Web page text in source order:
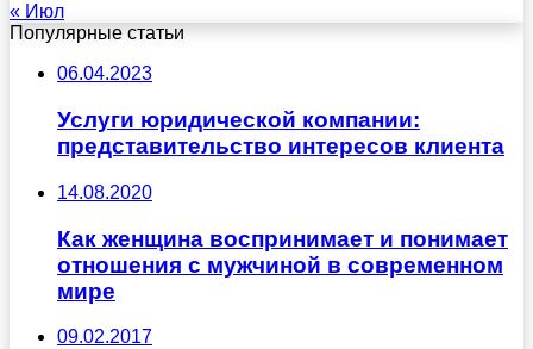
« Июл
Популярные статьи
06.04.2023
Услуги юридической компании:
представительство интересов клиента
14.08.2020
Как женщина воспринимает и понимает
отношения с мужчиной в современном
мире
09.02.2017